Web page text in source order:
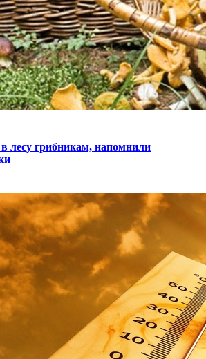
в лесу грибникам, напомнили